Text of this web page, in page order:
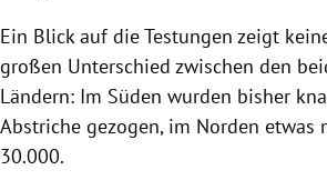
Ein Blick auf die Testungen zeigt
großen Unterschied zwischen den
Ländern: Im Süden wurden bisher
Abstriche gezogen, im Norden etwas
30.000.